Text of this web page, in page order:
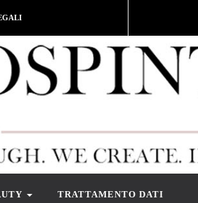
TRATTAMENTO DATI